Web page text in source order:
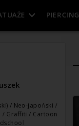
PIERCING
/ Neo-japoński /
/ Graffiti / Cartoon